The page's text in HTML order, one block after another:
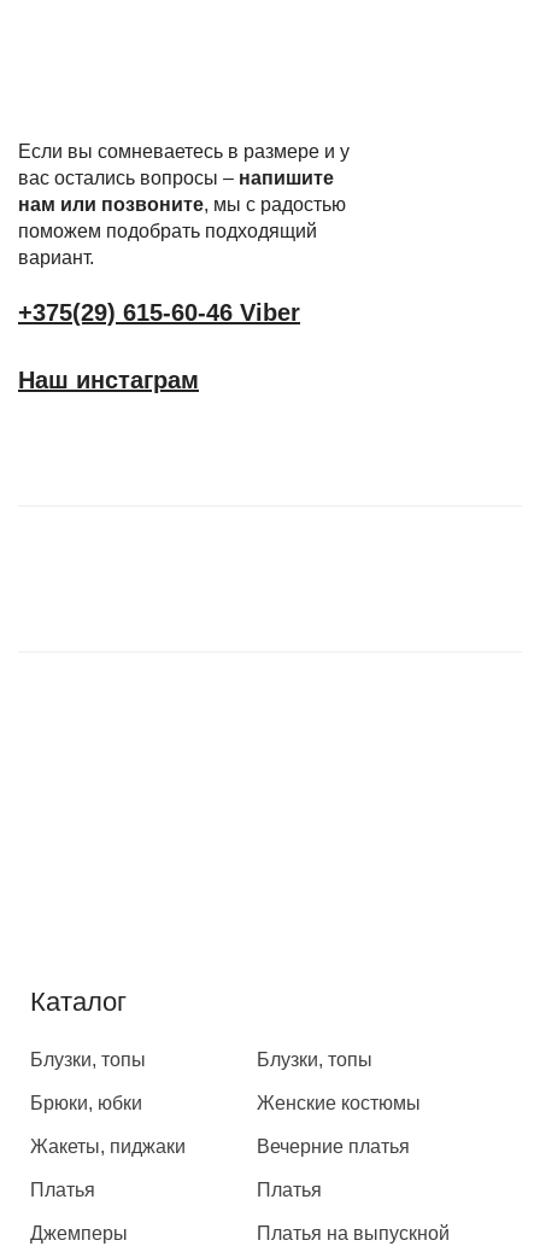
Если вы сомневаетесь в размере и у
вас остались вопросы – напишите
нам или позвоните, мы с радостью
поможем подобрать подходящий
вариант.
+375(29) 615-60-46 Viber
Наш инстаграм
Каталог
Блузки, топы
Брюки, юбки
Жакеты, пиджаки
Платья
Джемперы
Блузки, топы
Женские костюмы
Вечерние платья
Платья
Платья на выпускной